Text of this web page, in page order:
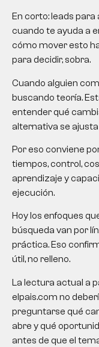
En corto:leads
cuando te ayuda a
cómo mover esto
para decidir, sobra.
Cuando alguien
buscando teoría.
entender qué
alternativa se
Por eso conviene
tiempos, control,
aprendizaje y
ejecución.
Hoy los enfoques
búsqueda van por
práctica. Eso
útil, no relleno.
La lectura actual a
elpais.com no
preguntarse qué
abre y qué
antes de que el